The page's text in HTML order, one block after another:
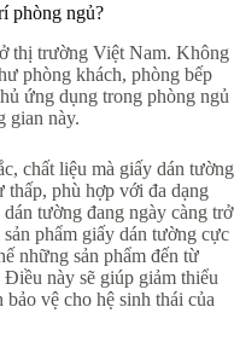
phòng ngủ?
thị trường Việt Nam. Không
phòng khách, phòng bếp
ứng dụng trong phòng ngủ
gian này.
chất liệu mà giấy dán tường
thấp, phù hợp với đa dạng
tường đang ngày càng trở
phẩm giấy dán tường cực
những sản phẩm đến từ
này sẽ giúp giảm thiểu
vệ cho hệ sinh thái của